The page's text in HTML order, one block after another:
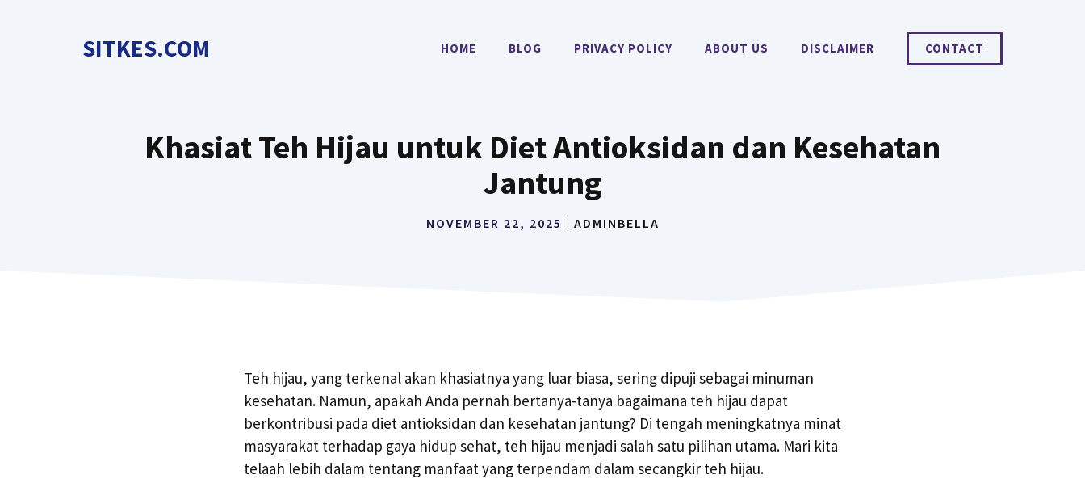
SITKES.COM HOME BLOG PRIVACY POLICY ABOUT US DISCLAIMER CONTACT
Khasiat Teh Hijau untuk Diet Antioksidan dan Kesehatan
Jantung
NOVEMBER 22, 2025 ADMINBELLA
Teh hijau, yang terkenal akan khasiatnya yang luar biasa, sering dipuji sebagai minuman
kesehatan. Namun, apakah Anda pernah bertanya-tanya bagaimana teh hijau dapat
berkontribusi pada diet antioksidan dan kesehatan jantung? Di tengah meningkatnya minat
masyarakat terhadap gaya hidup sehat, teh hijau menjadi salah satu pilihan utama. Mari kita
telaah lebih dalam tentang manfaat yang terpendam dalam secangkir teh hijau.